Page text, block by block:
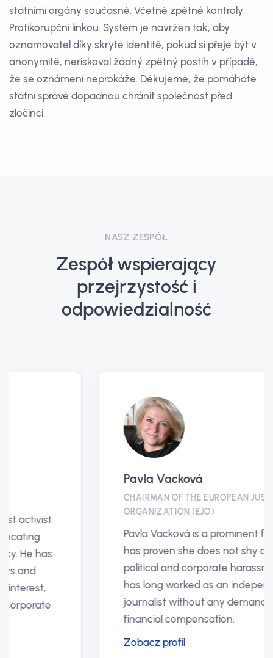
státními orgány současně. Včetně zpětné kontroly
Protikorupční linkou. Systém je navržen tak, aby
oznamovatel díky skryté identitě, pokud si přeje být v
anonymitě, neriskoval žádný zpětný postih v případě,
že se oznámení neprokáže. Děkujeme, že pomáháte
státní správě dopadnou chránit společnost před
zločinci.
NASZ ZESPÓŁ
Zespół wspierający
przejrzystość i
odpowiedzialność
CHAIRMAN OF THE EUROPEAN JUSTICE
ORGANIZATION (EJO)
Pavla Vacková is a prominent figure who
has proven she does not shy away from
political and corporate harassment. She
has long worked as an independent
journalist without any demand for
financial compensation.